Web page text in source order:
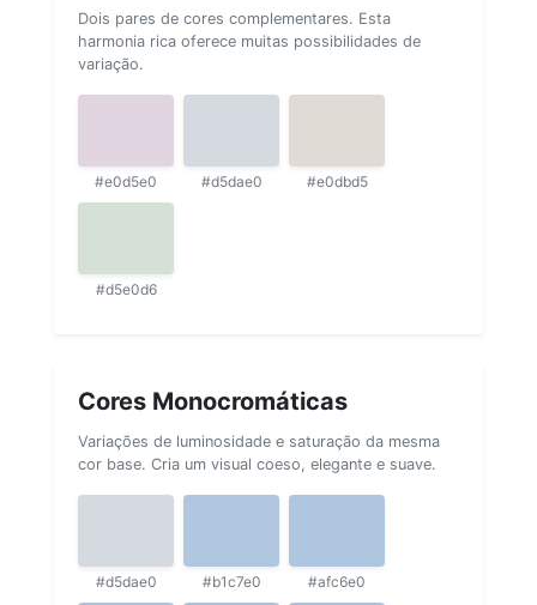
Dois pares de cores complementares. Esta
harmonia rica oferece muitas possibilidades de
variação.
#e0d5e0 #d5dae0 #e0dbd5
#d5e0d6
Cores Monocromáticas
Variações de luminosidade e saturação da mesma
cor base. Cria um visual coeso, elegante e suave.
#d5dae0 #b1c7e0 #afc6e0